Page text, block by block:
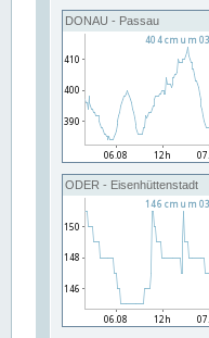
DONAU - Passau
ODER - Eisenhüttenstadt